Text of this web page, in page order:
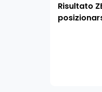
Risultato